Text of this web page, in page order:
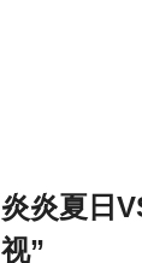
炎炎夏日
视”